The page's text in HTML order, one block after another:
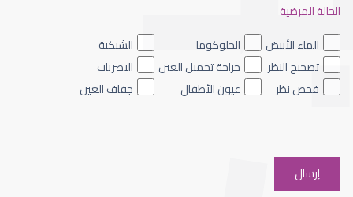
ضعف نظر العين اليسرى
الحالة المرضية
الماء الأبيض
الجلوكوما
الشبكية
تصحيح النظر
جراحة تجميل العين
البصريات
فحص نظر
عيون الأطفال جفاف العين